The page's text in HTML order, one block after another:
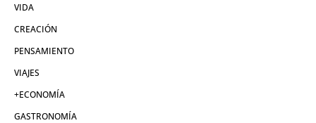
VIDA
CREACIÓN
PENSAMIENTO
VIAJES
+ECONOMÍA
GASTRONOMÍA